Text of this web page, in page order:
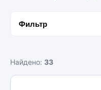
Фильтр
Найдено: 33